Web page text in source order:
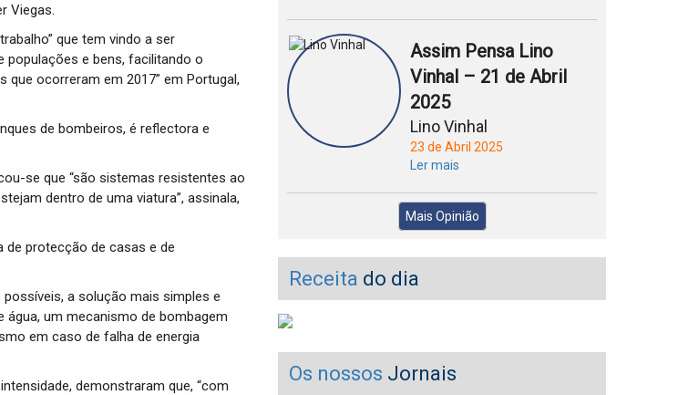
Viegas.
que tem vindo a ser
populações e bens, facilitando o
ocorreram em 2017” em Portugal,
de bombeiros, é reflectora e
se que “são sistemas resistentes ao
dentro de uma viatura”, assinala,
protecção de casas e de
a solução mais simples e
um mecanismo de bombagem
em caso de falha de energia
demonstraram que, “com
Assim Pensa Lino
Vinhal – 21 de Abril
2025
Lino Vinhal
23 de Abril 2025
Ler mais
Mais Opinião
Receita do dia
Os nossos Jornais